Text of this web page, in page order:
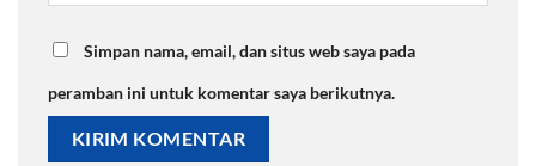
Simpan nama, email, dan situs web saya pada
peramban ini untuk komentar saya berikutnya.